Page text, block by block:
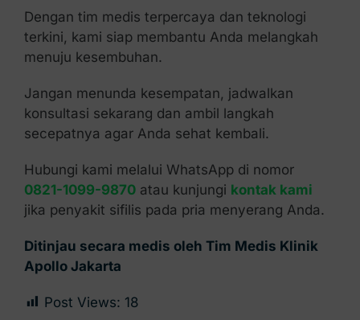
Dengan tim medis terpercaya dan teknologi
terkini, kami siap membantu Anda melangkah
menuju kesembuhan.
Jangan menunda kesempatan, jadwalkan
konsultasi sekarang dan ambil langkah
secepatnya agar Anda sehat kembali.
Hubungi kami melalui WhatsApp di nomor
0821-1099-9870atau kunjungi kontak kami
jika penyakit sifilis pada pria menyerang Anda.
Ditinjau secara medis oleh Tim Medis Klinik
Apollo Jakarta
Post Views: 18